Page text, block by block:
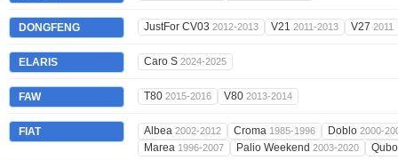
DONGFENG JustFor CV03 2012-2013 V21 2011-2013 V27 2011
ELARIS Caro S 2024-2025
FAW T80 2015-2016 V80 2013-2014
FIAT Albea 2002-2012 Croma 1985-1996 Doblo 2000-
Marea 1996-2007 Palio Weekend 2003-2020